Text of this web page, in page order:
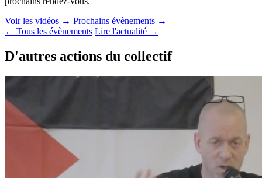
Voir les vidéos → Prochains évènements →
← Tous les évènements Lire l'actualité →
D'autres actions du collectif